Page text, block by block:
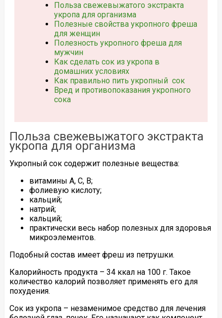
Польза свежевыжатого экстракта
укропа для организма
Полезные свойства укропного фреша
для женщин
Полезность укропного фреша для
мужчин
Как сделать сок из укропа в
домашних условиях
Как правильно пить укропный сок
Вред и противопоказания укропного
сока
Польза свежевыжатого экстракта
укропа для организма
Укропный сок содержит полезные вещества:
витамины А, С, В;
фолиевую кислоту;
кальций;
натрий;
кальций;
практически весь набор полезных для здоровья
микроэлементов.
Подобный состав имеет фреш из петрушки.
Калорийность продукта – 34 ккал на 100 г. Такое
количество калорий позволяет применять его для
похудения.
Сок из укропа – незаменимое средство для лечения